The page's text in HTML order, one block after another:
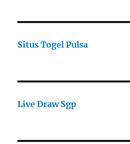
Situs Togel Pulsa
Live Draw Sgp